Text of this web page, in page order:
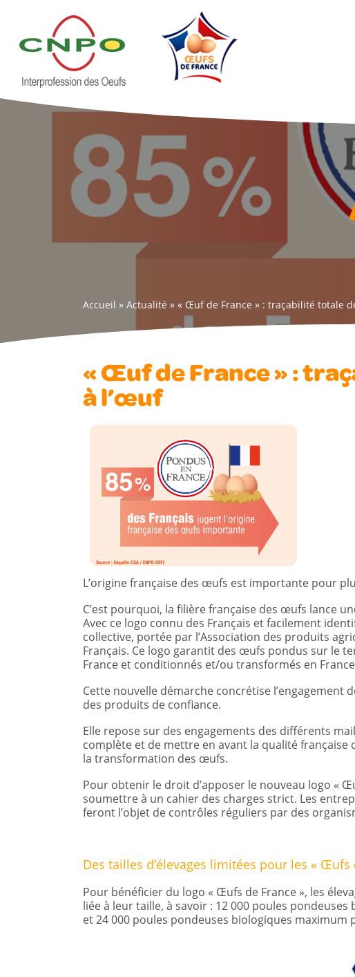
Accueil » Actualité » « Œuf de France » : traçabilité totale
« Œuf de France » :
à l’œuf
L’origine française des œufs est importante pour
C’est pourquoi, la filière française des œufs lance
Avec ce logo connu des Français et facilement
collective, portée par l’Association des produits
Français. Ce logo garantit des œufs pondus sur le
France et conditionnés et/ou transformés en France
Cette nouvelle démarche concrétise
des produits de confiance.
Elle repose sur des engagements des différents
complète et de mettre en avant la qualité française
la transformation des œufs.
Pour obtenir le droit d’apposer le nouveau logo «
soumettre à un cahier des charges strict. Les
feront l’objet de contrôles réguliers par des
Des tailles d’élevages limitées pour les «
Pour bénéficier du logo « Œufs de France », les
liée à leur taille, à savoir : 12 000 poules
et 24 000 poules pondeuses biologiques maximum